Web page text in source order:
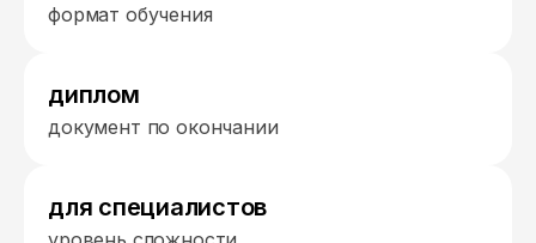
формат обучения
диплом
документ по окончании
для специалистов